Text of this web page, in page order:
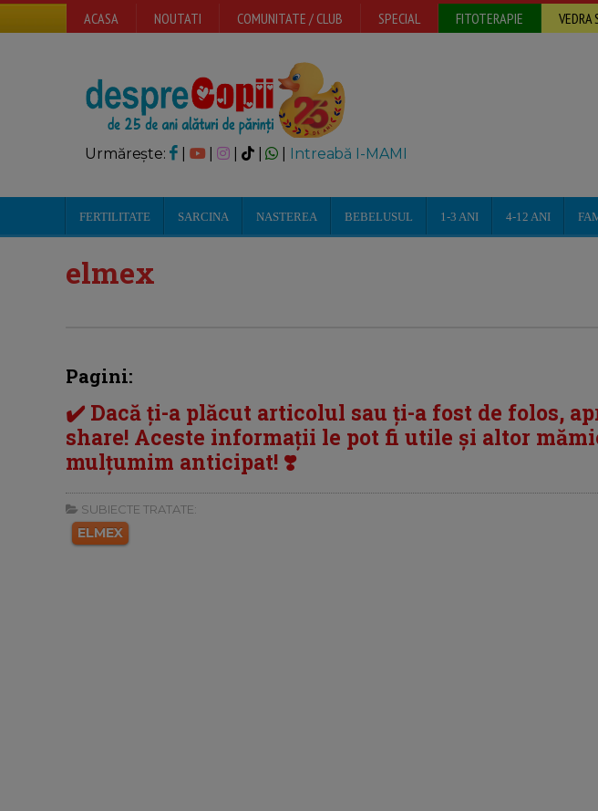
ACASA NOUTATI COMUNITATE / CLUB SPECIAL FITOTERAPIE VEDRA
Urmărește: | | Intreabă I-MAMI
FERTILITATE SARCINA NASTEREA BEBELUSUL 1-3 ANI 4-12 ANI
elmex
Pagini:
✔️ Dacă ți-a plăcut articolul sau ți-a fost de folos,
share! Aceste informații le pot fi utile și altor
mulțumim anticipat! ❣️
SUBIECTE TRATATE:
ELMEX